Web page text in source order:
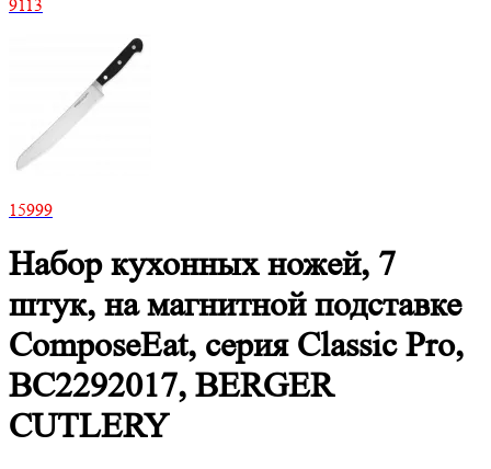
9113
15999
Набор кухонных ножей, 7
штук, на магнитной подставке
ComposeEat, серия Classic Pro,
BC2292017, BERGER
CUTLERY